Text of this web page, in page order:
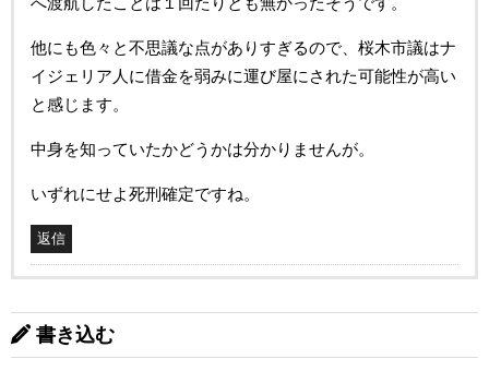
他にも色々と不思議な点がありすぎるので、桜木市議はナ
イジェリア人に借金を弱みに運び屋にされた可能性が高い
と感じます。
中身を知っていたかどうかは分かりませんが。
いずれにせよ死刑確定ですね。
返信
書き込む